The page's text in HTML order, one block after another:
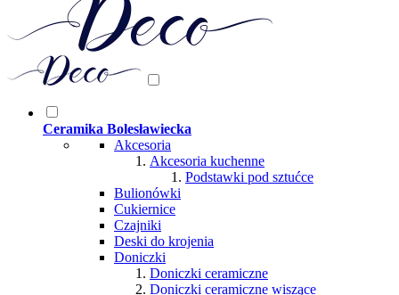
Ceramika Bolesławiecka
Akcesoria
Akcesoria kuchenne
Podstawki pod sztućce
Bulionówki
Cukiernice
Czajniki
Deski do krojenia
Doniczki
Doniczki ceramiczne
Doniczki ceramiczne wiszące